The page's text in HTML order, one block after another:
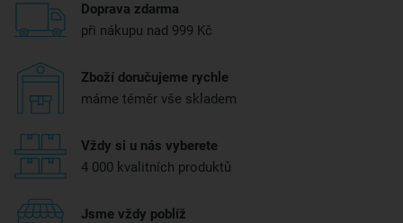
Doprava zdarma
při nákupu nad 999 Kč
Zboží doručujeme rychle
máme téměr vše skladem
Vždy si u nás vyberete
4 000 kvalitních produktů
Jsme vždy poblíž